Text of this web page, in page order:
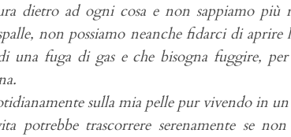
dietro ad ogni cosa e non sappiamo più
non possiamo neanche fidarci di aprire
una fuga di gas e che bisogna fuggire,
sulla mia pelle pur vivendo in
potrebbe trascorrere serenamente se non